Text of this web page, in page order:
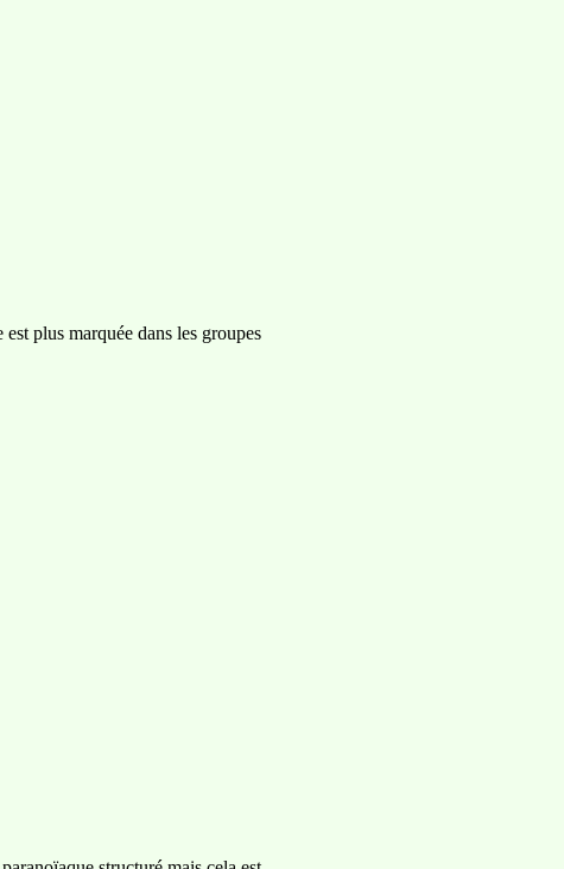
plus marquée dans les groupes